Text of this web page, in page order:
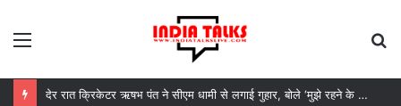
उत्तराखंड सरकार का बड़ा फैसला, पुरुषों व महिलाओं को अब समान काम के लिए समान वेतन